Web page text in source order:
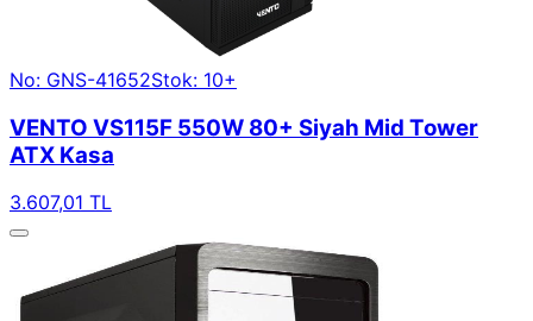
No: GNS-41652Stok: 10+
VENTO VS115F 550W 80+ Siyah Mid Tower
ATX Kasa
3.607,01 TL